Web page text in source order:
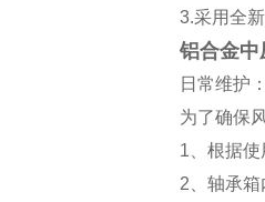
3.采用全
铝合金
日常维护
为了确保
1、根据
2、轴承